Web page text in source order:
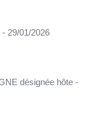
- 29/01/2026
désignée hôte -